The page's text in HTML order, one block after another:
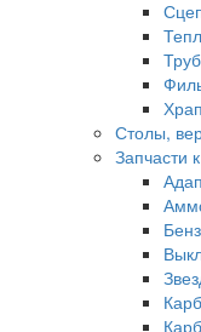
Столы,
Запчасти